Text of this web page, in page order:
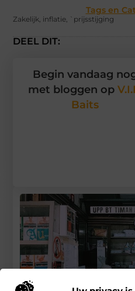
Tags en
Zakelijk, inflatie, `prijsstijging
DEEL DIT:
Begin vandaag
met bloggen op
Baits